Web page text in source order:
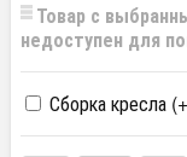
Товар с
недоступен для
Сборка кресла (+